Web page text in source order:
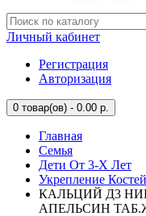
Личный кабинет
Регистрация
Авторизация
0 товар(ов) - 0.00 р.
Главная
Семья
Дети От 3-Х Лет
Укрепление Костей
КАЛЬЦИЙ Д3
АПЕЛЬСИН